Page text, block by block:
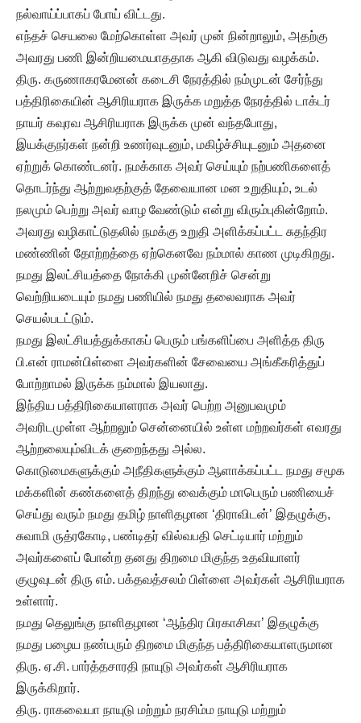
நல்வாய்ப்பாகப் போய் விட்டது.
எந்தச் செயலை மேற்கொள்ள அவர் முன் நின்றாலும், அதற்கு
அவரது பணி இன்றியமையாததாக ஆகி விடுவது வழக்கம்.
திரு. கருணாகரமேனன் கடைசி நேரத்தில் நம்முடன் சேர்ந்து
பத்திரிகையின் ஆசிரியராக இருக்க மறுத்த நேரத்தில் டாக்டர்
நாயர் கவுரவ ஆசிரியராக இருக்க முன் வந்தபோது,
இயக்குநர்கள் நன்றி உணர்வுடனும், மகிழ்ச்சியுடனும் அதனை
ஏற்றுக் கொண்டனர். நமக்காக அவர் செய்யும் நற்பணிகளைத்
தொடர்ந்து ஆற்றுவதற்குத் தேவையான மன உறுதியும், உடல்
நலமும் பெற்று அவர் வாழ வேண்டும் என்று விரும்புகின்றோம்.
அவரது வழிகாட்டுதலில் நமக்கு உறுதி அளிக்கப்பட்ட சுதந்திர
மண்ணின் தோற்றத்தை ஏற்கெனவே நம்மால் காண முடிகிறது.
நமது இலட்சியத்தை நோக்கி முன்னேறிச் சென்று
வெற்றியடையும் நமது பணியில் நமது தலைவராக அவர்
செயல்படட்டும்.
நமது இலட்சியத்துக்காகப் பெரும் பங்களிப்பை அளித்த திரு
பி.என் ராமன்பிள்ளை அவர்களின் சேவையை அங்கீகரித்துப்
போற்றாமல் இருக்க நம்மால் இயலாது.
இந்திய பத்திரிகையாளராக அவர் பெற்ற அனுபவமும்
அவரிடமுள்ள ஆற்றலும் சென்னையில் உள்ள மற்றவர்கள் எவரது
ஆற்றலையும்விடக் குறைந்தது அல்ல.
கொடுமைகளுக்கும் அநீதிகளுக்கும் ஆளாக்கப்பட்ட நமது சமூக
மக்களின் கண்களைத் திறந்து வைக்கும் மாபெரும் பணியைச்
செய்து வரும் நமது தமிழ் நாளிதழான ‘திராவிடன்’ இதழுக்கு,
சுவாமி ருத்ரகோடி, பண்டிதர் வில்வபதி செட்டியார் மற்றும்
அவர்களைப் போன்ற தனது திறமை மிகுந்த உதவியாளர்
குழுவுடன் திரு எம். பக்தவத்சலம் பிள்ளை அவர்கள் ஆசிரியராக
உள்ளார்.
நமது தெலுங்கு நாளிதழான ‘ஆந்திர பிரகாசிகா’ இதழுக்கு
நமது பழைய நண்பரும் திறமை மிகுந்த பத்திரிகையாளருமான
திரு. ஏ.சி. பார்த்தசாரதி நாயுடு அவர்கள் ஆசிரியராக
இருக்கிறார்.
திரு. ராகவையா நாயுடு மற்றும் நரசிம்ம நாயுடு மற்றும்